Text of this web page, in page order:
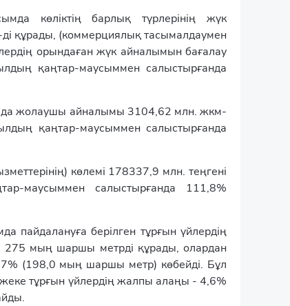
көліктің барлық түрлерінің жүк
құрады, (коммерциялық тасымалдаумен
орындаған жүк айналымын бағалау
қаңтар-маусыммен салыстырғанда
жолаушы айналымы 3104,62 млн. жкм-
қаңтар-маусыммен салыстырғанда
көлемі 178337,9 млн. теңгені
маусыммен салыстырғанда 111,8%
пайдалануға берілген тұрғын үйлердің
275 мың шаршы метрді құрады, олардан
(198,0 мың шаршы метр) көбейді. Бұл
жеке тұрғын үйлердің жалпы алаңы - 4,6%